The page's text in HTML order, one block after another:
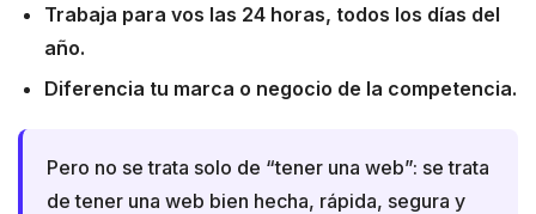
Trabaja para vos las 24 horas, todos los días del
año.
Diferencia tu marca o negocio de la competencia.
Pero no se trata solo de “tener una web”: se trata
de tener una web bien hecha, rápida, segura y